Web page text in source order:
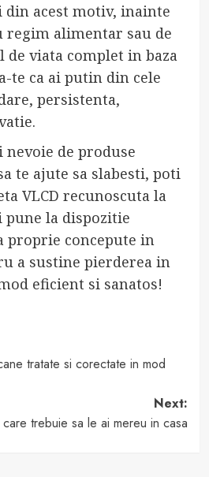
din acest motiv, inainte
regim alimentar sau de
viata complet in baza
te ca ai putin din cele
persistenta,
nevoie de produse
te ajute sa slabesti, poti
VLCD recunoscuta la
la dispozitie
proprie concepute in
a sustine pierderea in
eficient si sanatos!
tratate si corectate in mod
Next:
trebuie sa le ai mereu in casa